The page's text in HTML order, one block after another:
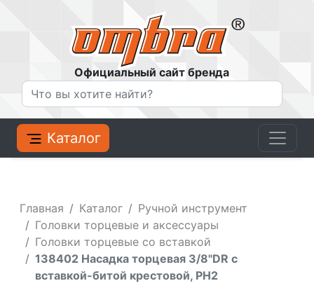
Официальный сайт бренда
Каталог
Главная Каталог
Ручной инструмент
Головки торцевые и аксессуары
Головки торцевые со вставкой
138402 Насадка торцевая 3/8"DR с
вставкой-битой крестовой, РН2